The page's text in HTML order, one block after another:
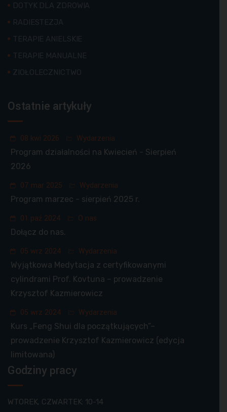
DOTYK DLA ZDROWIA
RADIESTEZJA
TERAPIE ANIELSKIE
TERAPIE MANUALNE
ZIOŁOLECZNICTWO
Ostatnie artykuły
08 kwi 2026 Wydarzenia
Program działalności na Kwiecień - Sierpień
2026
07 mar 2025 Wydarzenia
Program marzec - sierpień 2025 r.
01 paź 2024 O nas
Dołącz do nas.
05 wrz 2024 Wydarzenia
Wyjątkowa Medytacja z certyfikowanymi
cylindrami Prof. Kovtuna – prowadzenie
Krzysztof Kazmierowicz
05 wrz 2024 Wydarzenia
Kurs „Feng Shui dla początkujących”–
prowadzenie Krzysztof Kazmierowicz (edycja
limitowana)
Godziny pracy
WTOREK, CZWARTEK: 10-14